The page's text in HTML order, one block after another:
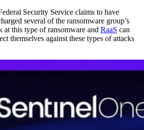
Security Service claims to have
several of the ransomware group’s
at this type of ransomware and RaaS can
themselves against these types of attacks